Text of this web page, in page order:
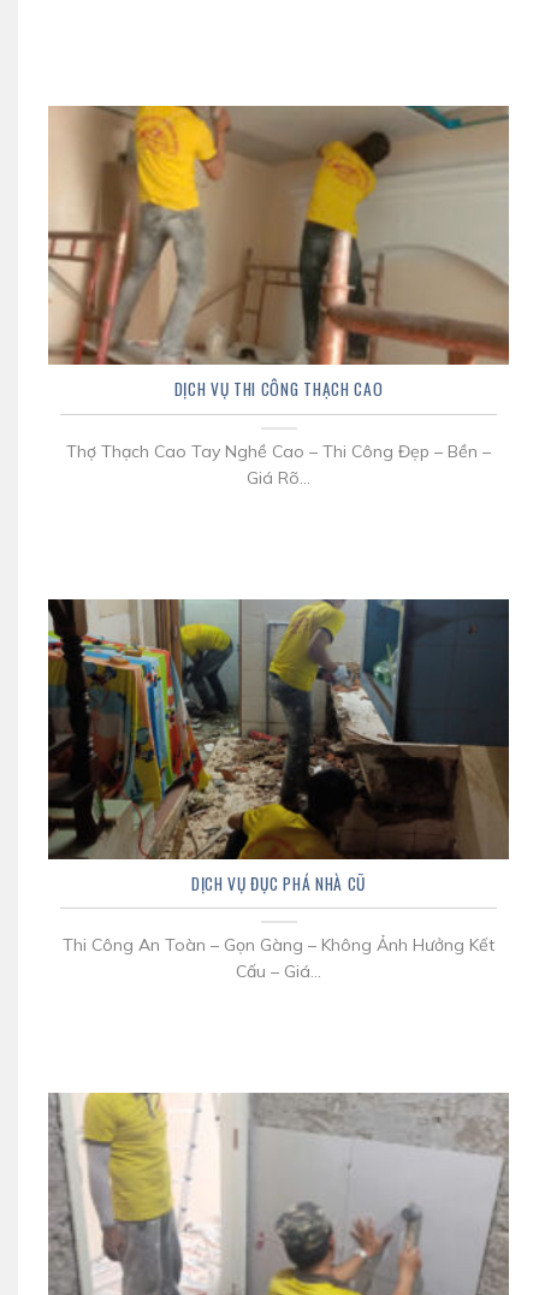
DỊCH VỤ THI CÔNG THẠCH CAO
Thợ Thạch Cao Tay Nghề Cao – Thi Công Đẹp – Bền –
Giá Rõ...
DỊCH VỤ ĐỤC PHÁ NHÀ CŨ
Thi Công An Toàn – Gọn Gàng – Không Ảnh Hưởng Kết
Cấu – Giá...